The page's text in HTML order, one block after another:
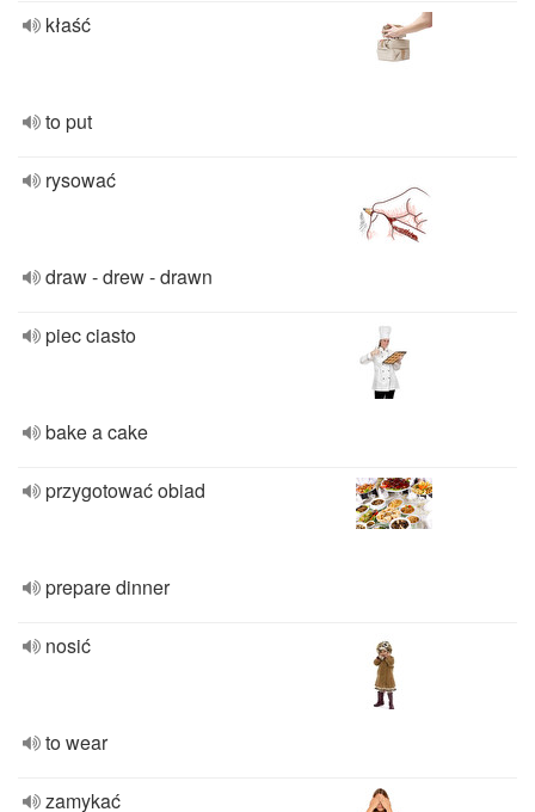
kłaść
to put
rysować
draw - drew - drawn
piec ciasto
bake a cake
przygotować obiad
prepare dinner
nosić
to wear
zamykać